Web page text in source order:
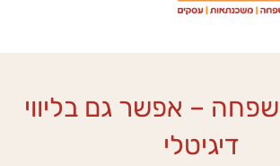
– אפשר גם בליווי
דיגיטלי